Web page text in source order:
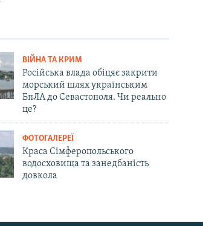
ВІЙНА ТА КРИМ
Російська влада обіцяє закрити
морський шлях українським
БпЛА до Севастополя. Чи реально
це?
ФОТОГАЛЕРЕЇ
Краса Сімферопольського
водосховища та занедбаність
довкола